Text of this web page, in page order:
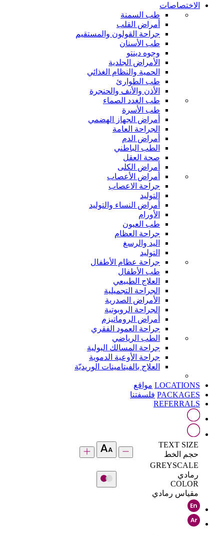
الاختصاصات
طب السمنة
أمراض القلب
جراحة القولون والمستقيم
طب الأسنان
وجوه دينتو
الأمراض الجلدية
الحمية والنظام الغذائي
طب الطوارئ
الأذن والأنف والحنجرة
طب الغدد الصماء
طب الأسرة
أمراض الجهاز الهضمي
الجراحة العامة
أمراض الدم
الطب الباطني
صحة العقل
أمراض الكلى
أمراض الأعصاب
جراحة الاعصاب
التوليد
أمراض النساء والتوليد
الأورام
طب العيون
جراحة العظام
اليد والرسغ
التوليد
جراحة عظام الأطفال
طب الأطفال
العلاج الطبيعي
الجراحة التجميلية
الأمراض الصدرية
الجراحة الروبوتية
أمراض الروماتيزم
جراحة العمود الفقري
الطب الرياضي
جراحة المسالك البولية
جراحة الأوعية الدموية
العلاج بالفيتامينات الوريديّة
LOCATIONS مواقع
PACKAGES فلسفتنا
REFERRALS
TEXT SIZE
حجم الخط
GREYSCALE
رمادي
COLOR
مقياس رمادي